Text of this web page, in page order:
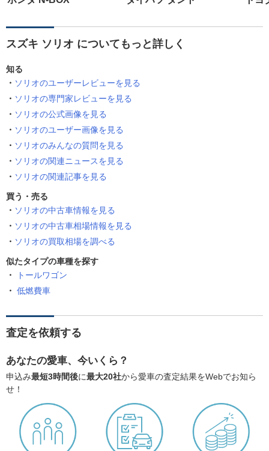
スズキ ソリオ についてもっと詳しく
知る
ソリオのユーザーレビューを見る
ソリオの専門家レビューを見る
ソリオの公式画像を見る
ソリオのユーザー画像を見る
ソリオのみんなの質問を見る
ソリオの関連ニュースを見る
ソリオの関連記事を見る
買う・売る
ソリオの中古車情報を見る
ソリオの中古車相場情報を見る
ソリオの買取相場を調べる
似たタイプの車種を探す
トールワゴン
低燃費車
査定を依頼する
あなたの愛車、今いくら？
申込み最短3時間後に最大20社から愛車の査定結果をWebでお知ら
せ！